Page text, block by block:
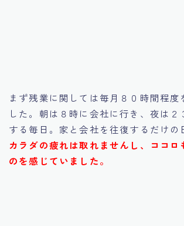
まず残業に関しては毎月８０時間程度
した。朝は８時に会社に行き、夜は２
する毎日。家と会社を往復するだけの
カラダの疲れは取れませんし、ココロ
のを感じていました。